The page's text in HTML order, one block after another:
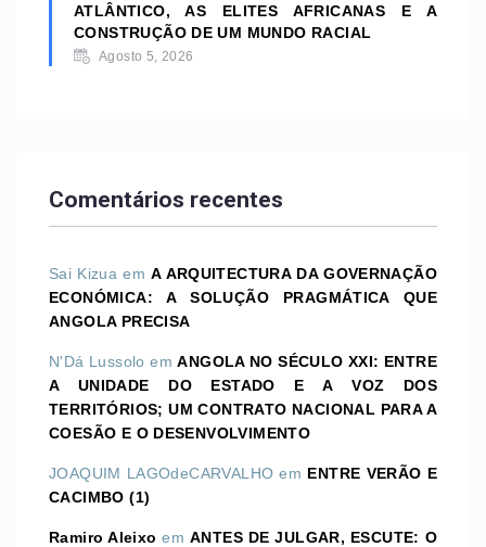
ATLÂNTICO, AS ELITES AFRICANAS E A
CONSTRUÇÃO DE UM MUNDO RACIAL
Agosto 5, 2026
Comentários recentes
Sai Kizua emA ARQUITECTURA DA GOVERNAÇÃO
ECONÓMICA: A SOLUÇÃO PRAGMÁTICA QUE
ANGOLA PRECISA
N'Dá Lussolo emANGOLA NO SÉCULO XXI: ENTRE
A UNIDADE DO ESTADO E A VOZ DOS
TERRITÓRIOS; UM CONTRATO NACIONAL PARA A
COESÃO E O DESENVOLVIMENTO
JOAQUIM LAGOdeCARVALHO em ENTRE VERÃO E
CACIMBO (1)
Ramiro Aleixo emANTES DE JULGAR, ESCUTE: O